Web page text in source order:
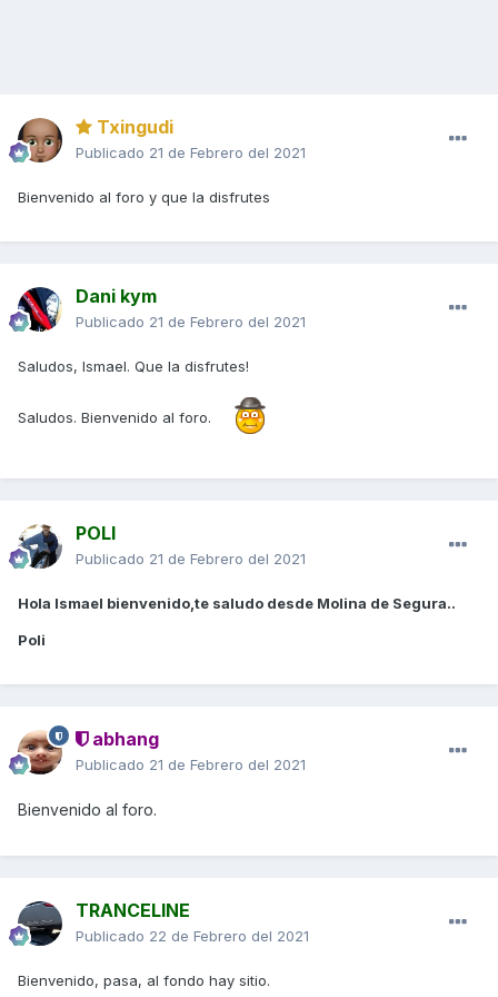
Txingudi
Publicado 21 de Febrero del 2021
Bienvenido al foro y que la disfrutes
Dani kym
Publicado 21 de Febrero del 2021
Saludos, Ismael. Que la disfrutes!
Saludos. Bienvenido al foro.
POLI
Publicado 21 de Febrero del 2021
Hola Ismael bienvenido,te saludo desde Molina de Segura..
Poli
abhang
Publicado 21 de Febrero del 2021
Bienvenido al foro.
TRANCELINE
Publicado 22 de Febrero del 2021
Bienvenido, pasa, al fondo hay sitio.